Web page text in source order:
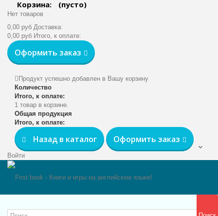
Корзина: (пусто)
Нет товаров
0,00 руб Доставка:
0,00 руб Итого, к оплате:
Оформить заказ
Продукт успешно добавлен в Вашу корзину
Количество
Итого, к оплате:
1 товар в корзине.
Общая продукция
Итого, к оплате:
Назад в каталог Оформить заказ
Войти